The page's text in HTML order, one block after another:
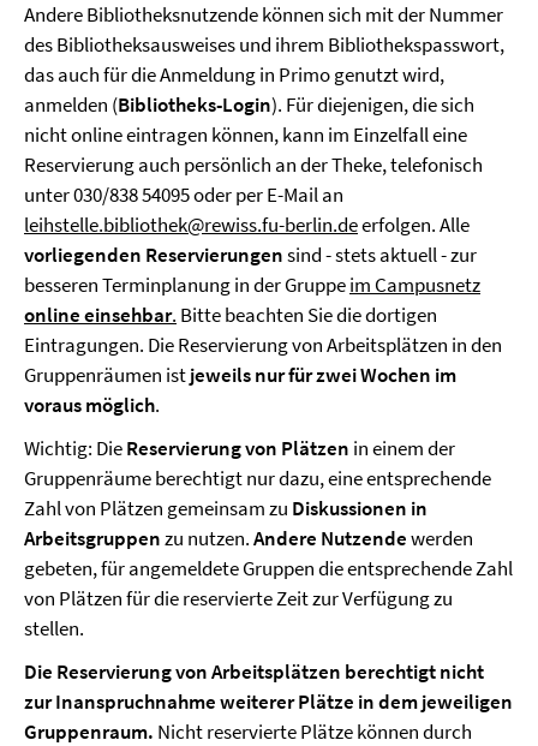
Andere Bibliotheksnutzende können sich mit der Nummer
des Bibliotheksausweises und ihrem Bibliothekspasswort,
das auch für die Anmeldung in Primo genutzt wird,
anmelden (Bibliotheks-Login). Für diejenigen, die sich
nicht online eintragen können, kann im Einzelfall eine
Reservierung auch persönlich an der Theke, telefonisch
unter 030/838 54095 oder per E-Mail an
leihstelle.bibliothek@rewiss.fu-berlin.deerfolgen. Alle
vorliegenden Reservierungensind - stets aktuell - zur
besseren Terminplanung in der Gruppeim Campusnetz
online einsehbar. Bitte beachten Sie die dortigen
Eintragungen. Die Reservierung von Arbeitsplätzen in den
Gruppenräumen istjeweils nur für zwei Wochen im
voraus möglich.
Wichtig: DieReservierung von Plätzen in einem der
Gruppenräume berechtigt nur dazu, eine entsprechende
Zahl von Plätzen gemeinsam zu Diskussionen in
Arbeitsgruppenzu nutzen.Andere Nutzendewerden
gebeten, für angemeldete Gruppen die entsprechende Zahl
von Plätzen für die reservierte Zeit zur Verfügung zu
stellen.
Die Reservierung von Arbeitsplätzen berechtigt nicht
zur Inanspruchnahme weiterer Plätze in dem jeweiligen
Gruppenraum. Nicht reservierte Plätze können durch